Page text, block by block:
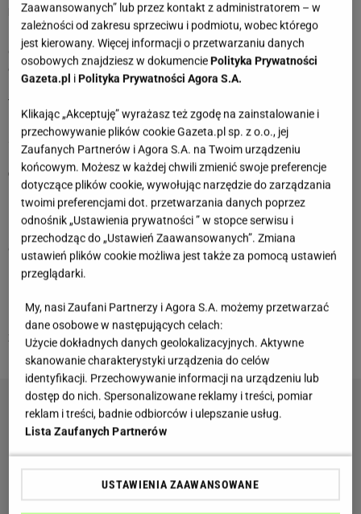
Lipiec 2025
Byku, w tym miesiącu zrozumiesz, że jeśli czegoś się bardzo
chce, to trzeba o to walczyć. Pamiętaj o zasadzie
ograniczonego zaufania, szczególnie w stosunku do osób,
których nie znasz zbyt dobrze. To będzie dobry czas dla
Twojego związku. A jeśli jeszcze nie poznałeś swojej drugiej
połówki, to jest duże prawdopodobieństwo, że w końcu
spotkasz miłość!
Czerwiec 2025
Byku, w czerwcu Gwiazdy będą Ci sprzyjać w finansach.
Będziesz mieć okazję na dobry zarobek, jeśli dobrze
przemyślisz czyjąś propozycję. Nie bój się odrobiny ryzyka,
czasem jest niezbędne, jeśli chce się odnieść sukces.
Dokładnie obserwuj swoje otoczenie, pamiętaj, że lepiej jest
mieć mniej przyjaciół, ale oddanych, niż wielu fałszywych.
Miej też na uwadze, by nie powielać niesprawdzonych
informacji, ponieważ mogą okazać się nieprawdziwe a
zarazem bardzo szkodliwe dla osoby, której dotyczą.
Zaawansowanych” lub przez kontakt z administratorem – w
zależności od zakresu sprzeciwu i podmiotu, wobec którego
jest kierowany. Więcej informacji o przetwarzaniu danych
osobowych znajdziesz w dokumencie Polityka Prywatności
Gazeta.pl i Polityka Prywatności Agora S.A.
Klikając „Akceptuję” wyrażasz też zgodę na zainstalowanie i
przechowywanie plików cookie Gazeta.pl sp. z o.o., jej
Zaufanych Partnerów i Agora S.A. na Twoim urządzeniu
końcowym. Możesz w każdej chwili zmienić swoje preferencje
dotyczące plików cookie, wywołując narzędzie do zarządzania
twoimi preferencjami dot. przetwarzania danych poprzez
odnośnik „Ustawienia prywatności ” w stopce serwisu i
przechodząc do „Ustawień Zaawansowanych”. Zmiana
ustawień plików cookie możliwa jest także za pomocą ustawień
przeglądarki.
My, nasi Zaufani Partnerzy i Agora S.A. możemy przetwarzać
dane osobowe w następujących celach:
Użycie dokładnych danych geolokalizacyjnych. Aktywne
skanowanie charakterystyki urządzenia do celów
identyfikacji. Przechowywanie informacji na urządzeniu lub
dostęp do nich. Spersonalizowane reklamy i treści, pomiar
reklam i treści, badnie odbiorców i ulepszanie usług.
Lista Zaufanych Partnerów
USTAWIENIA ZAAWANSOWANE